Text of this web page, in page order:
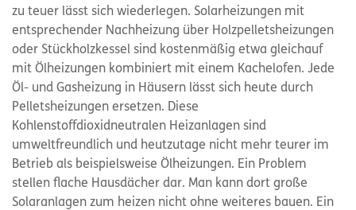
zu teuer lässt sich wiederlegen. Solarheizungen mit
entsprechender Nachheizung über Holzpelletsheizungen
oder Stückholzkessel sind kostenmäßig etwa gleichauf
mit Ölheizungen kombiniert mit einem Kachelofen. Jede
Öl- und Gasheizung in Häusern lässt sich heute durch
Pelletsheizungen ersetzen. Diese
Kohlenstoffdioxidneutralen Heizanlagen sind
umweltfreundlich und heutzutage nicht mehr teurer im
Betrieb als beispielsweise Ölheizungen. Ein Problem
stellen flache Hausdächer dar. Man kann dort große
Solaranlagen zum heizen nicht ohne weiteres bauen. Ein